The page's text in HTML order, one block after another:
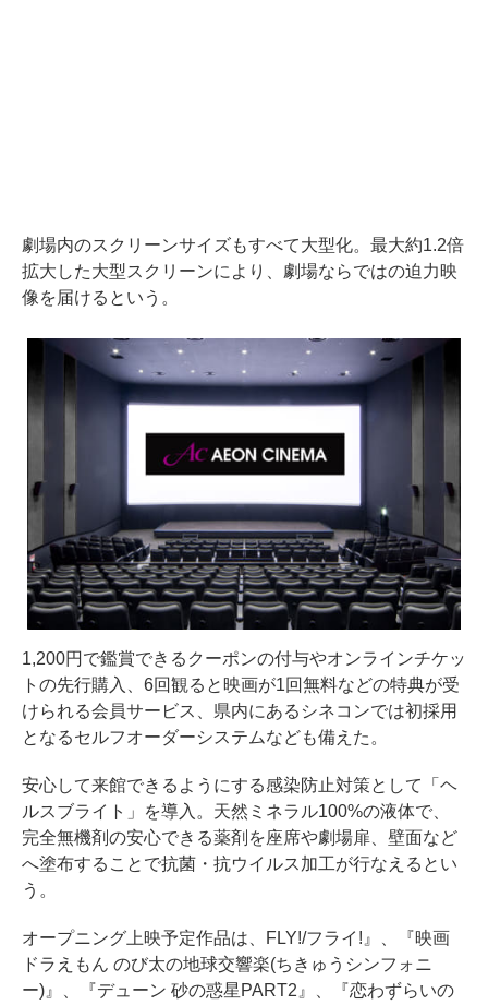
劇場内のスクリーンサイズもすべて大型化。最大約1.2倍
拡大した大型スクリーンにより、劇場ならではの迫力映
像を届けるという。
1,200円で鑑賞できるクーポンの付与やオンラインチケッ
トの先行購入、6回観ると映画が1回無料などの特典が受
けられる会員サービス、県内にあるシネコンでは初採用
となるセルフオーダーシステムなども備えた。
安心して来館できるようにする感染防止対策として「ヘ
ルスブライト」を導入。天然ミネラル100%の液体で、
完全無機剤の安心できる薬剤を座席や劇場扉、壁面など
へ塗布することで抗菌・抗ウイルス加工が行なえるとい
う。
オープニング上映予定作品は、FLY!/フライ!』、『映画
ドラえもん のび太の地球交響楽(ちきゅうシンフォニ
ー)』、『デューン 砂の惑星PART2』、『恋わずらいの